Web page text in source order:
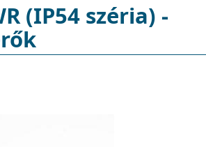
(IP54 széria) -